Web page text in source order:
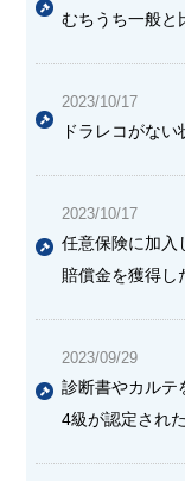
むちうち一般と
2023/10/17
ドラレコがな
2023/10/17
任意保険に加入
賠償金を獲得し
2023/09/29
診断書やカルテ
4級が認定され